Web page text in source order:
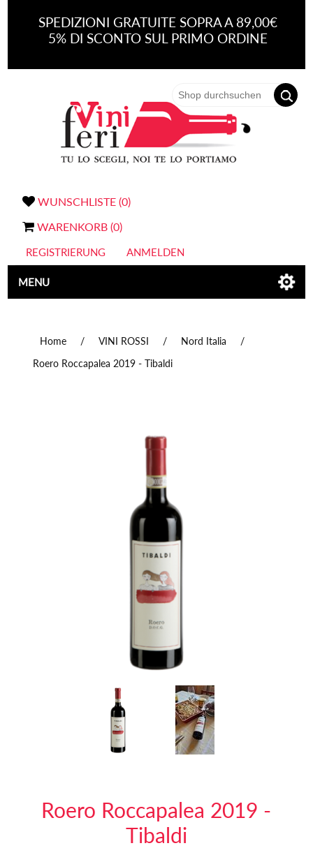
SPEDIZIONI GRATUITE SOPRA A 89,00€
5% DI SCONTO SUL PRIMO ORDINE
WUNSCHLISTE (0)
WARENKORB (0)
REGISTRIERUNG ANMELDEN
MENU
Home / VINI ROSSI / Nord Italia
/
Roero Roccapalea 2019 - Tibaldi
Roero Roccapalea 2019 -
Tibaldi